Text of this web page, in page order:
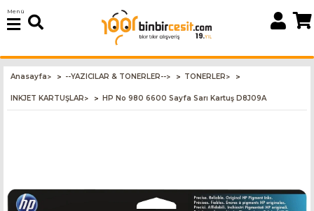
Menü
Anasayfa> --YAZICILAR & TONERLER--> TONERLER>
INKJET KARTUŞLAR> HP No 980 6600 Sayfa Sarı Kartuş D8J09A